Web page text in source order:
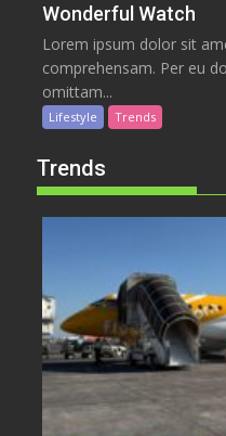
Wonderful Watch
Lorem ipsum dolor sit
comprehensam. Per eu
omittam...
Lifestyle Trends
Trends